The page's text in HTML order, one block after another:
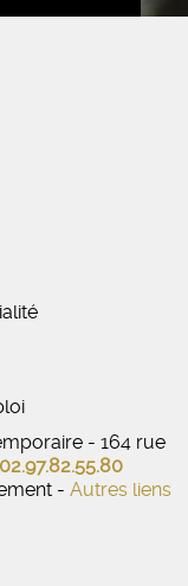
- 164 rue
02.97.82.55.80
- Autres liens